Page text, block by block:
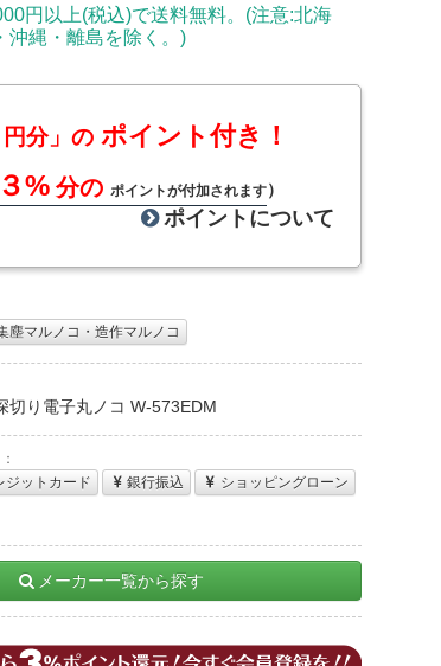
円以上(税込)で送料無料。(注意:北海
沖縄・離島を除く。)
円分」のポイント付き！
３% 分のポイントが付加されます）
ポイントについて
塵マルノコ・造作マルノコ
切り電子丸ノコ W-573EDM
ジットカード 銀行振込
ショッピングローン
メーカー一覧から探す